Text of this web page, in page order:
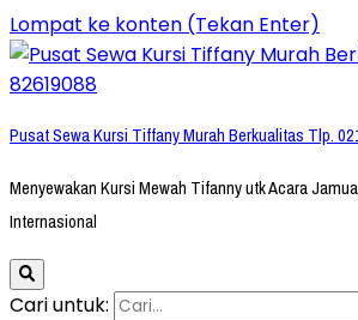
Lompat ke konten (Tekan Enter)
Pusat Sewa Kursi Tiffany Murah Berkualitas Tlp.
Menyewakan Kursi Mewah Tifanny utk Acara
Internasional
Cari untuk: